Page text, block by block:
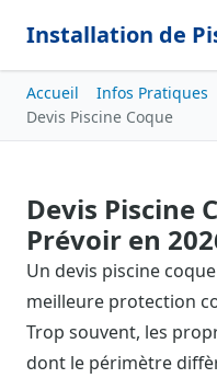
Installation de
Accueil Infos Pratiques
Devis Piscine Coque
Devis Piscine
Prévoir en
Un devis piscine
meilleure protection
Trop souvent, les
dont le périmètre